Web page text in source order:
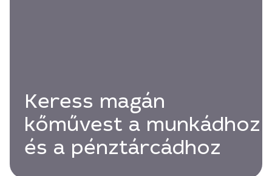
Keress magán
kőművest a munkádhoz
és a pénztárcádhoz